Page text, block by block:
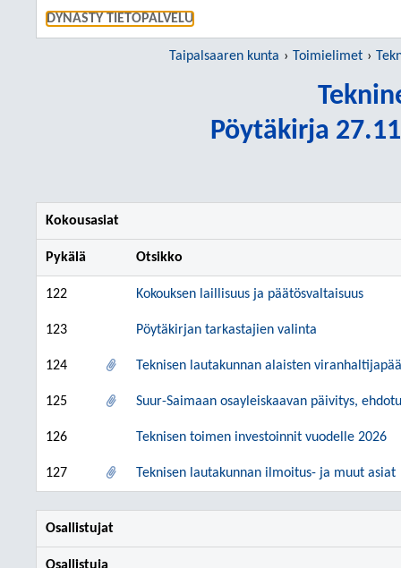
DYNASTY TIETOPALVELU
Taipalsaaren kunta Toimielimet
Pöytäkirja
Kokousasiat
Pykälä Otsikko
122 Kokouksen laillisuus ja päätösvaltaisuus
123 Pöytäkirjan tarkastajien valinta
124 Teknisen lautakunnan alaisten
125 Suur-Saimaan osayleiskaavan päivitys,
126 Teknisen toimen investoinnit vuodelle 2026
127 Teknisen lautakunnan ilmoitus- ja muut asiat
Osallistujat